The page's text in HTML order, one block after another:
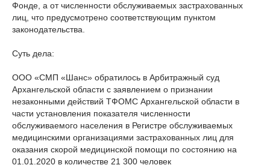
Фонде, а от численности обслуживаемых застрахованных
лиц, что предусмотрено соответствующим пунктом
законодательства.
Суть дела:
ООО «СМП «Шанс» обратилось в Арбитражный суд
Архангельской области с заявлением о признании
незаконными действий ТФОМС Архангельской области в
части установления показателя численности
обслуживаемого населения в Регистре обслуживаемых
медицинскими организациями застрахованных лиц для
оказания скорой медицинской помощи по состоянию на
01.01.2020 в количестве 21 300 человек